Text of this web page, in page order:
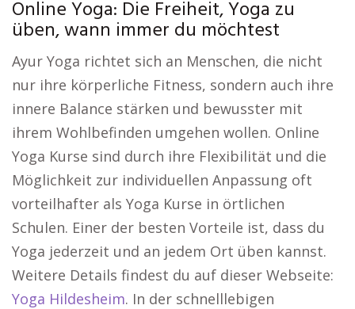
Online Yoga: Die Freiheit, Yoga zu
üben, wann immer du möchtest
Ayur Yoga richtet sich an Menschen, die nicht
nur ihre körperliche Fitness, sondern auch ihre
innere Balance stärken und bewusster mit
ihrem Wohlbefinden umgehen wollen. Online
Yoga Kurse sind durch ihre Flexibilität und die
Möglichkeit zur individuellen Anpassung oft
vorteilhafter als Yoga Kurse in örtlichen
Schulen. Einer der besten Vorteile ist, dass du
Yoga jederzeit und an jedem Ort üben kannst.
Weitere Details findest du auf dieser Webseite:
Yoga Hildesheim. In der schnelllebigen